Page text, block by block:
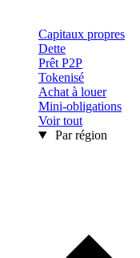
Capitaux propres
Dette
Prêt P2P
Tokenisé
Achat à louer
Mini-obligations
Voir tout
Par région